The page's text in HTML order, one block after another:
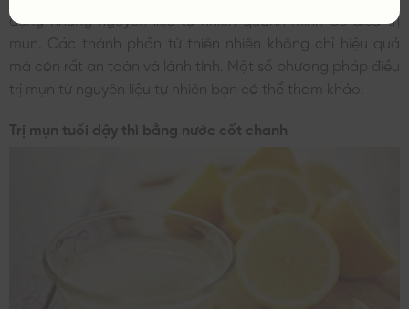
dụng những nguyên liệu tự nhiên quanh mình để điều trị
mụn. Các thành phần từ thiên nhiên không chỉ hiệu quả
mà còn rất an toàn và lành tính. Một số phương pháp điều
trị mụn từ nguyên liệu tự nhiên bạn có thể tham khảo:
Trị mụn tuổi dậy thì bằng nước cốt chanh